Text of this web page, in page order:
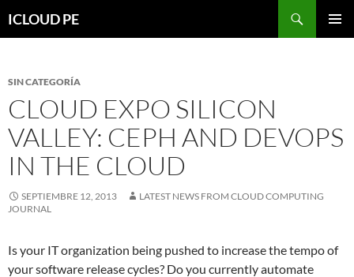
hacia
ICLOUD PE
SIN CATEGORÍA
CLOUD EXPO SILICON
VALLEY: CEPH AND DEVOPS
IN THE CLOUD
SEPTIEMBRE 12, 2013
LATEST NEWS FROM CLOUD COMPUTING
JOURNAL
Is your IT organization being pushed to increase the tempo of
your software release cycles? Do you currently automate